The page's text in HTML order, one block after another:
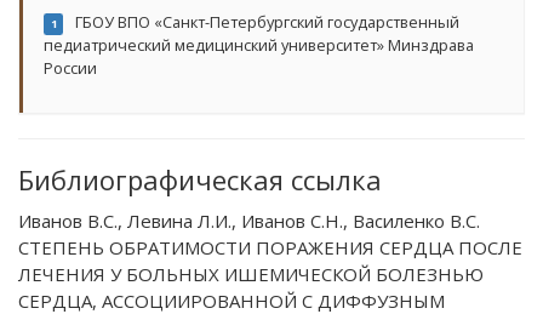
1
ГБОУ ВПО «Санкт-Петербургский государственный
педиатрический медицинский университет» Минздрава
России
Библиографическая ссылка
Иванов В.С., Левина Л.И., Иванов С.Н., Василенко В.С.
СТЕПЕНЬ ОБРАТИМОСТИ ПОРАЖЕНИЯ СЕРДЦА ПОСЛЕ
ЛЕЧЕНИЯ У БОЛЬНЫХ ИШЕМИЧЕСКОЙ БОЛЕЗНЬЮ
СЕРДЦА, АССОЦИИРОВАННОЙ С ДИФФУЗНЫМ